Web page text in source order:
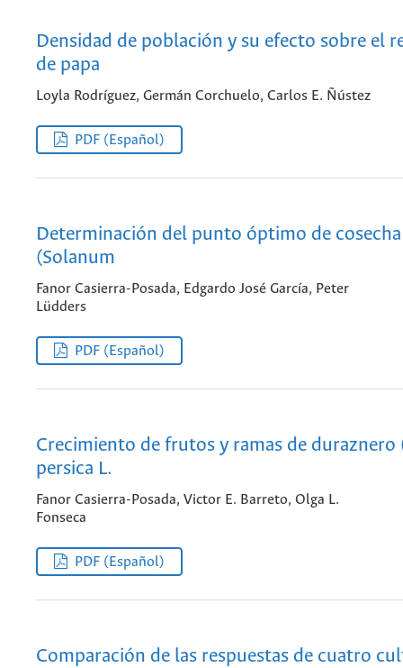
Densidad de población y su efecto sobre el
de papa
Loyla Rodríguez, Germán Corchuelo, Carlos E. Ñústez
PDF (Español)
Determinación del punto óptimo de
(Solanum
Fanor Casierra-Posada, Edgardo José García, Peter
Lüdders
PDF (Español)
Crecimiento de frutos y ramas de duraznero
persica L.
Fanor Casierra-Posada, Victor E. Barreto, Olga L.
Fonseca
PDF (Español)
Comparación de las respuestas de cuatro